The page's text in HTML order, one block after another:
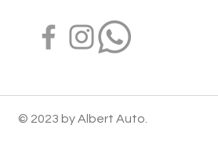
© 2023 by Albert Auto.